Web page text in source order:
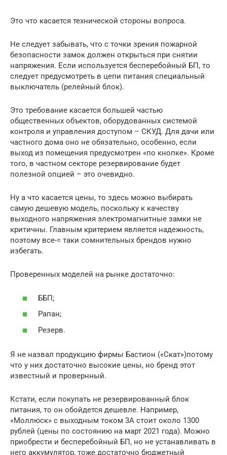
Это что касается технической стороны вопроса.
Не следует забывать, что с точки зрения пожарной
безопасности замок должен открыться при снятии
напряжения. Если используется бесперебойный БП, то
следует предусмотреть в цепи питания специальный
выключатель (релейный блок).
Это требование касается большей частью
общественных объектов, оборудованных системой
контроля и управления доступом – СКУД. Для дачи или
частного дома оно не обязательно, особенно, если
выход из помещения предусмотрен «по кнопке». Кроме
того, в частном секторе резервирование будет
полезной опцией – это очевидно.
Ну а что касается цены, то здесь можно выбирать
самую дешевую модель, поскольку к качеству
выходного напряжения электромагнитные замки не
критичны. Главным критерием является надежность,
поэтому все-= таки сомнительных брендов нужно
избегать.
Проверенных моделей на рынке достаточно:
ББП;
Рапан;
Резерв.
Я не назвал продукцию фирмы Бастион («Скат»)потому
что у них достаточно высокие цены, но бренд этот
известный и провернный.
Кстати, если покупать не резервированный блок
питания, то он обойдется дешевле. Например,
«Моллюск» с выходным током 3А стоит около 1300
рублей (цены по состоянию на март 2021 года). Можно
приобрести и бесперебойный БП, но не устанавливать в
него аккумулятор, тоже достаточно бюджетный